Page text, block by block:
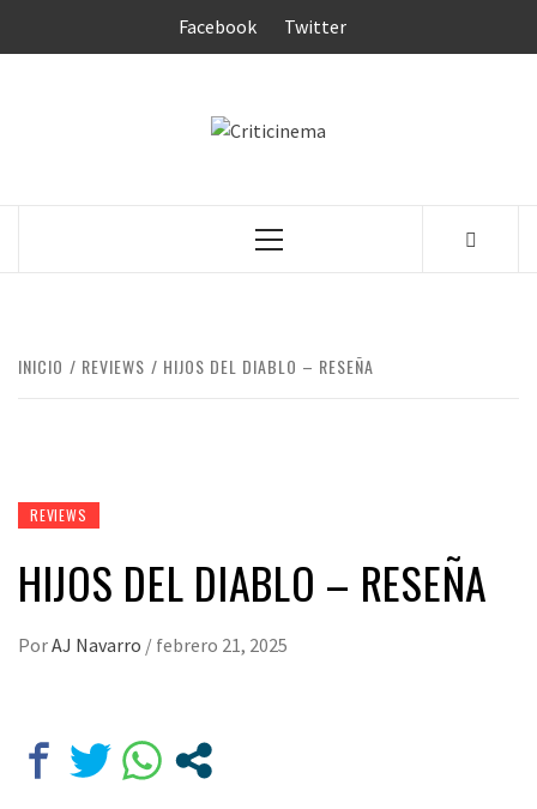
Facebook Twitter
Menú
INICIO REVIEWS HIJOS DEL DIABLO – RESEÑA
REVIEWS
HIJOS DEL DIABLO – RESEÑA
PorAJ Navarro / febrero 21, 2025